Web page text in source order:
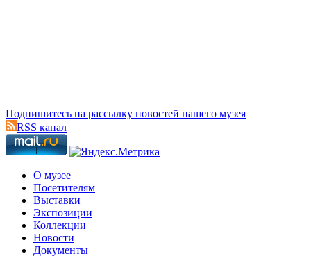
Подпишитесь на рассылку новостей нашего музея
RSS канал
О музее
Посетителям
Выставки
Экспозиции
Коллекции
Новости
Документы